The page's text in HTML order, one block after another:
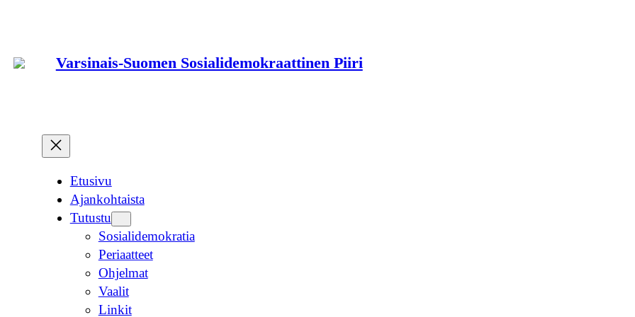
Varsinais-Suomen Sosialidemokraattinen Piiri
Etusivu
Ajankohtaista
Tutustu
Sosialidemokratia
Periaatteet
Ohjelmat
Vaalit
Linkit